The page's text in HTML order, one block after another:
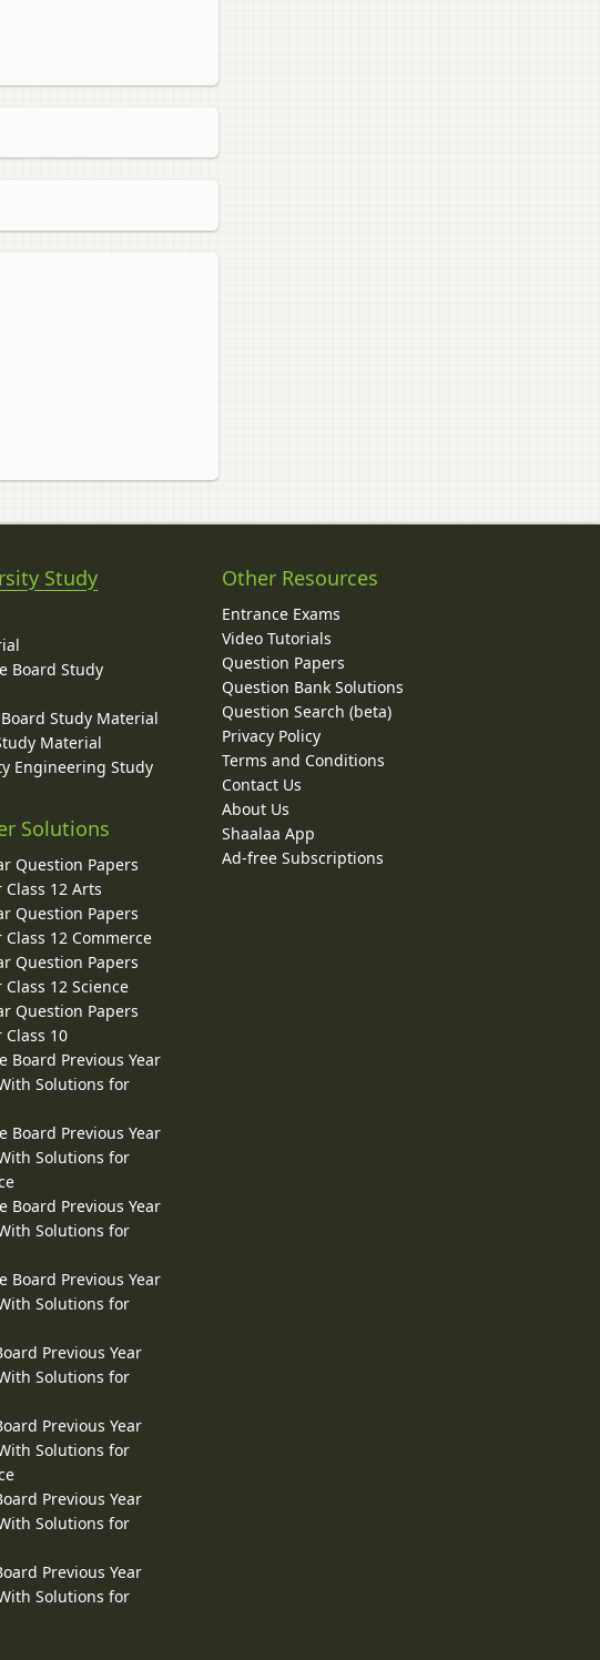
Study
Board Study
Study Material
Material
Engineering Study
Solutions
Question Papers
12 Arts
Question Papers
12 Commerce
Question Papers
12 Science
Question Papers
10
Board Previous Year
Solutions for
Board Previous Year
Solutions for
Board Previous Year
Solutions for
Board Previous Year
Solutions for
Previous Year
Solutions for
Previous Year
Solutions for
Previous Year
Solutions for
Previous Year
Solutions for
Other Resources
Entrance Exams
Video Tutorials
Question Papers
Question Bank Solutions
Question Search (beta)
Privacy Policy
Terms and Conditions
Contact Us
About Us
Shaalaa App
Ad-free Subscriptions